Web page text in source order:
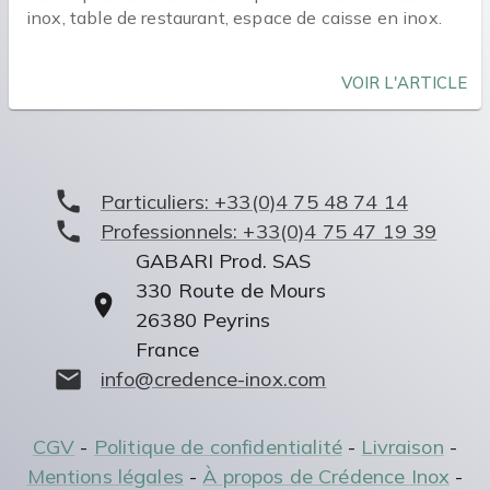
inox, table de restaurant, espace de caisse en inox.
VOIR L'ARTICLE
Particuliers: +33(0)4 75 48 74 14
Professionnels: +33(0)4 75 47 19 39
GABARI Prod. SAS
330 Route de Mours
26380 Peyrins
France
info@credence-inox.com
CGV - Politique de confidentialité- Livraison -
Mentions légales -À propos de Crédence Inox -